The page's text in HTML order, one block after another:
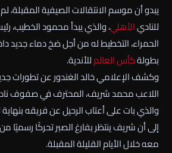
يبدو أن موسم الانتقالات الصيفية المقبلة،
للناديالأهلي، والذي يبدأ محمود الخطيب،
الحمراء، التخطيط له من أجل ضخ دماء جديد
بطولةكأس العالمللأندية.
وكشف الإعلامي خالد الغندور عن تطورات
اللاعب محمد شريف، المحترف في صفوف
والذي بات على أعتاب الرحيل عن فريقه
إلى أن شريف ينتظر بفارغ الصبر تحركًا رسميًا
معه خلال الأيام القليلة المقبلة.